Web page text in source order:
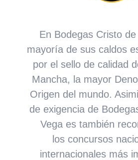
En Bodegas Cristo
mayoría de sus caldos
por el sello de calidad
Mancha, la mayor
Origen del mundo.
de exigencia de
Vega es también
los concursos
internacionales más